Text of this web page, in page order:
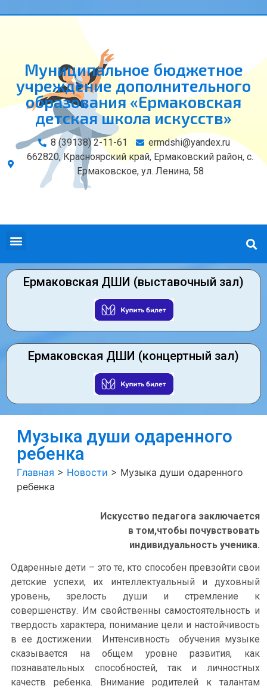
Муниципальное бюджетное
учреждение дополнительного
образования «Ермаковская
детская школа искусств»
8 (39138) 2-11-61
ermdshi@yandex.ru
662820, Красноярский край, Ермаковский район, с.
Ермаковское, ул. Ленина, 58
Ермаковская ДШИ (выставочный зал)
Ермаковская ДШИ (концертный зал)
Музыка души одаренного
ребенка
Главная > Новости > Музыка души одаренного
ребенка
Искусство педагога заключается
в том,чтобы почувствовать
индивидуальность ученика.
Одаренные дети – это те, кто способен превзойти свои
детские успехи, их интеллектуальный и духовный
уровень, зрелость души и стремление к
совершенству. Им свойственны самостоятельность и
твердость характера, понимание цели и настойчивость
в ее достижении. Интенсивность обучения музыке
сказывается на общем уровне развития, как
познавательных способностей, так и личностных
качеств ребенка. Внимание родителей к талантам